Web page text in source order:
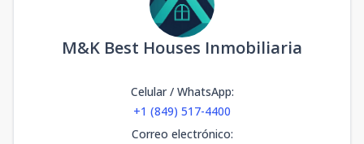
M&K Best Houses Inmobiliaria
Celular / WhatsApp:
+1 (849) 517-4400
Correo electrónico: